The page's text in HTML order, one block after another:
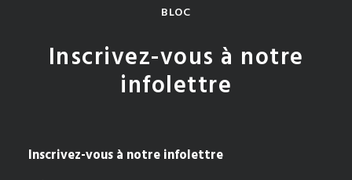
BLOC
Inscrivez-vous à notre
infolettre